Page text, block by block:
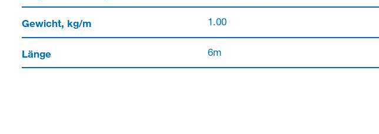
Gewicht, kg/m 1.00
Länge 6m